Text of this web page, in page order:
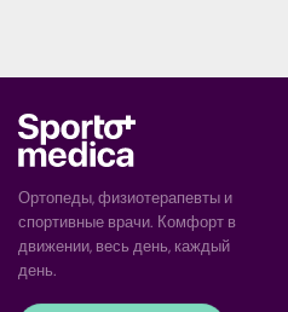
Ортопеды, физиотерапевты и
спортивные врачи. Комфорт в
движении, весь день, каждый
день.